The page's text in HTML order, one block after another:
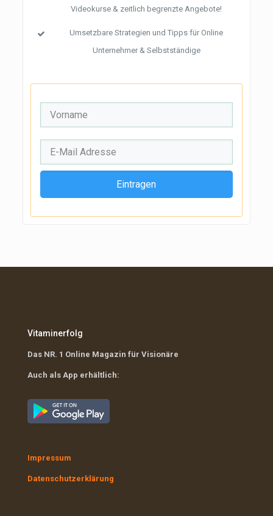
Videokurse & zeitlich begrenzte Angebote!
Umsetzbare Strategien und Tipps für Online
Unternehmer & Selbstständige
Eintragen
Vitaminerfolg
Das NR. 1 Online Magazin für Visionäre
Auch als App erhältlich:
Impressum
Datenschutzerklärung